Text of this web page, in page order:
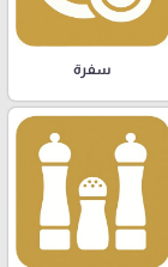
سفرة